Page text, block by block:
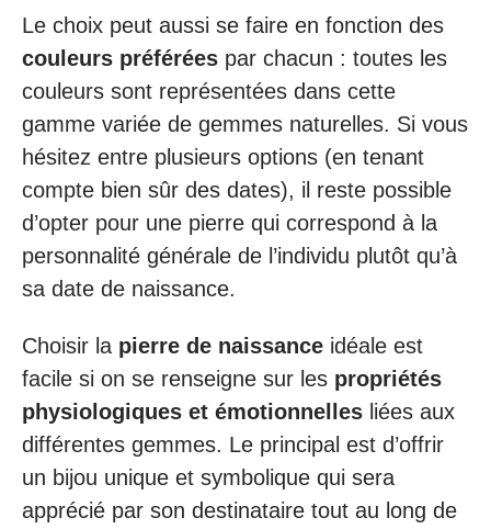
Le choix peut aussi se faire en fonction des
couleurs préférées par chacun : toutes les
couleurs sont représentées dans cette
gamme variée de gemmes naturelles. Si vous
hésitez entre plusieurs options (en tenant
compte bien sûr des dates), il reste possible
d’opter pour une pierre qui correspond à la
personnalité générale de l’individu plutôt qu’à
sa date de naissance.
Choisir la pierre de naissance idéale est
facile si on se renseigne sur les propriétés
physiologiques et émotionnelles liées aux
différentes gemmes. Le principal est d’offrir
un bijou unique et symbolique qui sera
apprécié par son destinataire tout au long de